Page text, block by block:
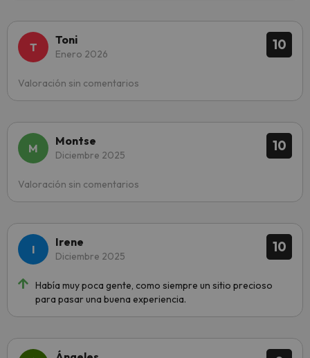
10
Toni
Enero 2026
Valoración sin comentarios
10
Montse
Diciembre 2025
Valoración sin comentarios
10
Irene
Diciembre 2025
Había muy poca gente, como siempre un sitio precioso
para pasar una buena experiencia.